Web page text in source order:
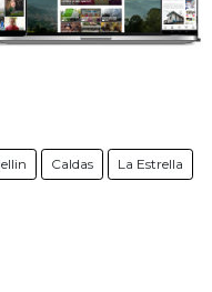
Caldas La Estrella